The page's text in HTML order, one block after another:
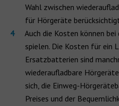
Wahl zwischen
für Hörgeräte
Auch die Kosten können
spielen. Die Kosten für ein
Ersatzbatterien sind
wiederaufladbare
sich, die Einweg-
Preises und der